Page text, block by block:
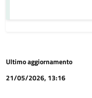
Ultimo aggiornamento
21/05/2026, 13:16